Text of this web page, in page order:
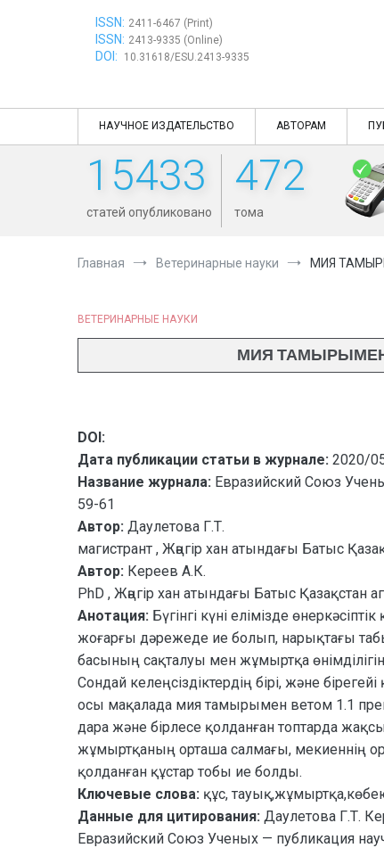
ISSN: 2411-6467 (Print)
ISSN: 2413-9335 (Online)
DOI: 10.31618/ESU.2413-9335
НАУЧНОЕ ИЗДАТЕЛЬСТВО АВТОРАМ
15433
статей опубликовано
472
тома
Главная Ветеринарные науки МИЯ
ВЕТЕРИНАРНЫЕ НАУКИ
МИЯ ТАМЫРЫМЕН
DOI:
Дата публикации статьи в журнале: 2020/
Название журнала: Евразийский Союз
59-61
Автор: Даулетова Г.Т.
магистрант , Жәңгір хан атындағы Батыс
Автор: Кереев А.К.
PhD , Жәңгір хан атындағы Батыс Қазақстан
Анотация: Бүгінгі күні елімізде
жоғарғы дəрежеде ие болып, нарықтағы
басының сақталуы мен жұмыртқа
Сондай келеңсіздіктердің бірі, жəне
осы мақалада мия тамырымен ветом 1.1
дара жəне бірлесе қолданған топтарда
жұмыртқаның орташа салмағы, мекиеннің
қолданған құстар тобы ие болды.
Ключевые слова: құс,
Данные для цитирования: Даулетова Г.Т.
Евразийский Союз Ученых — публикация